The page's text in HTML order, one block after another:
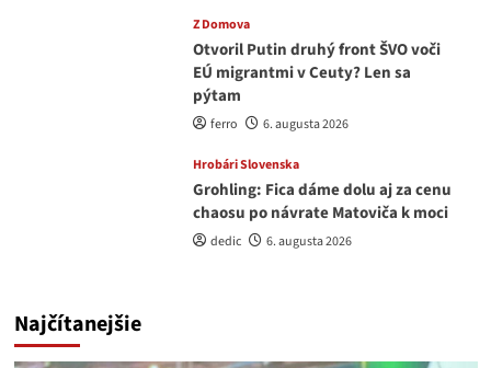
Z Domova
Otvoril Putin druhý front ŠVO voči
EÚ migrantmi v Ceuty? Len sa
pýtam
ferro 6. augusta 2026
Hrobári Slovenska
Grohling: Fica dáme dolu aj za cenu
chaosu po návrate Matoviča k moci
dedic 6. augusta 2026
Najčítanejšie